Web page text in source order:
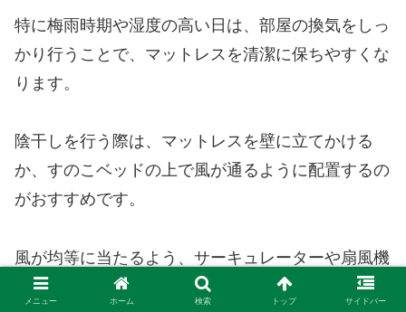
特に梅雨時期や湿度の高い日は、部屋の換気をしっ
かり行うことで、マットレスを清潔に保ちやすくな
ります。
陰干しを行う際は、マットレスを壁に立てかける
か、すのこベッドの上で風が通るように配置するの
がおすすめです。
風が均等に当たるよう、サーキュレーターや扇風機
を使うと、さらに効果的に乾燥させることができま
メニュー ホーム 検索 トップ サイドバー